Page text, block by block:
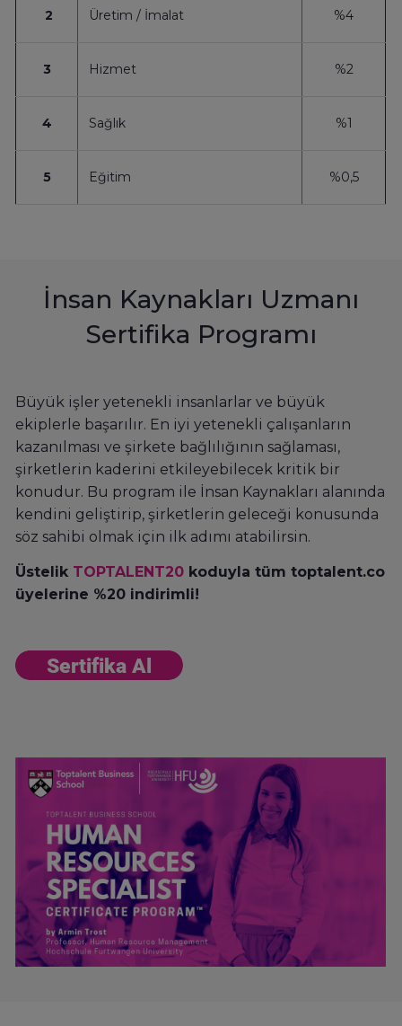
2 Üretim / İmalat %4
3 Hizmet %2
4 Sağlık %1
5 Eğitim %0,5
İnsan Kaynakları Uzmanı
Sertifika Programı
Büyük işler yetenekli insanlarlar ve büyük
ekiplerle başarılır. En iyi yetenekli çalışanların
kazanılması ve şirkete bağlılığının sağlaması,
şirketlerin kaderini etkileyebilecek kritik bir
konudur. Bu program ile İnsan Kaynakları alanında
kendini geliştirip, şirketlerin geleceği konusunda
söz sahibi olmak için ilk adımı atabilirsin.
Üstelik TOPTALENT20 koduyla tüm toptalent.co
üyelerine %20 indirimli!